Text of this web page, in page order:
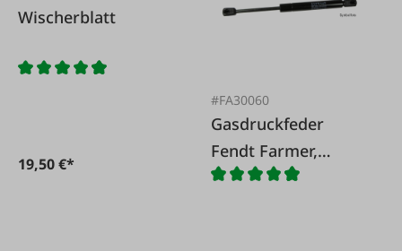
Wischerblatt
19,50 €*
#FA30060
Gasdruckfeder
Fendt Farmer,
Favorit, GT Front-&